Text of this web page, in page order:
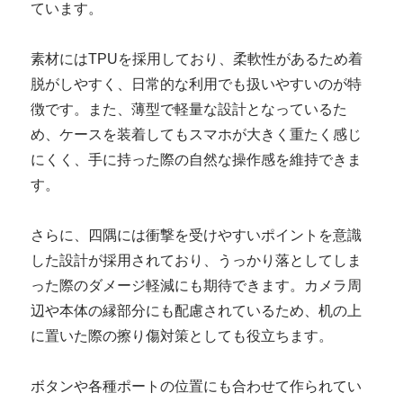
ています。
素材にはTPUを採用しており、柔軟性があるため着
脱がしやすく、日常的な利用でも扱いやすいのが特
徴です。また、薄型で軽量な設計となっているた
め、ケースを装着してもスマホが大きく重たく感じ
にくく、手に持った際の自然な操作感を維持できま
す。
さらに、四隅には衝撃を受けやすいポイントを意識
した設計が採用されており、うっかり落としてしま
った際のダメージ軽減にも期待できます。カメラ周
辺や本体の縁部分にも配慮されているため、机の上
に置いた際の擦り傷対策としても役立ちます。
ボタンや各種ポートの位置にも合わせて作られてい